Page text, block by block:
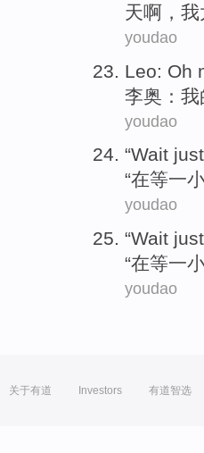
天啊 ，
youdao
Leo: Oh
李奥 ： 我
youdao
“Wait just
“在等一
youdao
“Wait just
“在等一
youdao
关于有道 Investors 有道智选